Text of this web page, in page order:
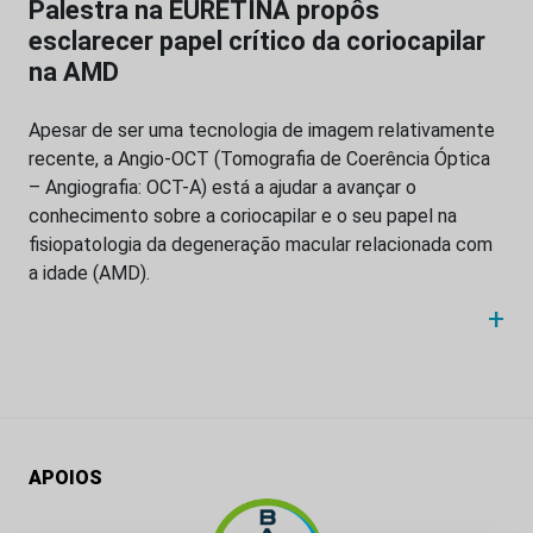
Palestra na EURETINA propôs
esclarecer papel crítico da coriocapilar
na AMD
Apesar de ser uma tecnologia de imagem relativamente
recente, a Angio-OCT (Tomografia de Coerência Óptica
– Angiografia: OCT-A) está a ajudar a avançar o
conhecimento sobre a coriocapilar e o seu papel na
fisiopatologia da degeneração macular relacionada com
a idade (AMD).
+
APOIOS